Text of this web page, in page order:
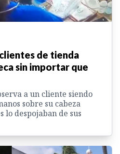
de tienda
sin importar que
a un cliente siendo
sobre su cabeza
lo despojaban de sus